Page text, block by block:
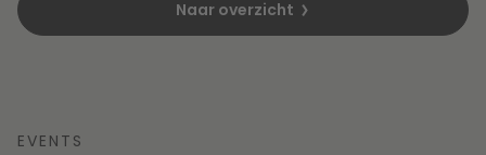
Naar overzicht
EVENTS